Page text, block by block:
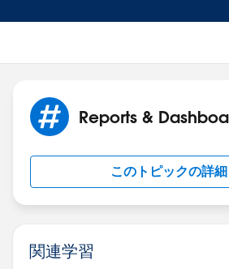
Reports &
このトピックの詳細
関連学習